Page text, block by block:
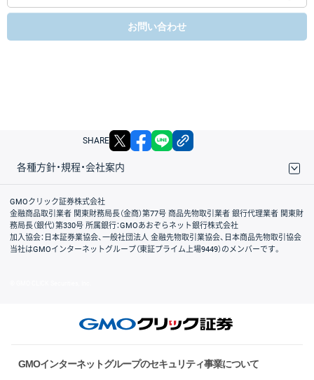
お問い合わせ
SHARE X facebook
各種方針・規程・会社案内
取引規程・約款
サイトマップ
その他のご案内
個人情報保護方針
最良執行方針
サイトのご利用について
ディスクレイマー
信託保全
リスク説明
会社案内
GMOクリック証券株式会社
金融商品取引業者 関東財務局長（金商）第77号 商品先物取引業者 銀行代理業者 関東財
務局長（銀代）第330号 所属銀行：GMOあおぞらネット銀行株式会社
加入協会：日本証券業協会、一般社団法人 金融先物取引業協会、日本商品先物取引協会
当社はGMOインターネットグループ（東証プライム上場9449）のメンバーです。
GMOインターネットグループのセキュリティ事業について